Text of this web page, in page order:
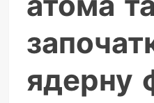
ядерну